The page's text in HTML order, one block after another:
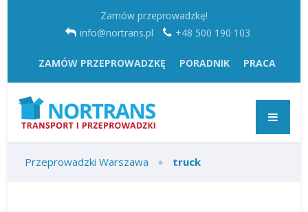
Zamów przeprowadzkę!
info@nortrans.pl
+48 500 190 103
ZAMÓW PRZEPROWADZKĘ PORADNIK PRACA
Przeprowadzki Warszawa truck